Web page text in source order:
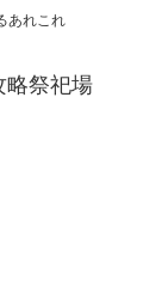
あれこれ
略祭祀場